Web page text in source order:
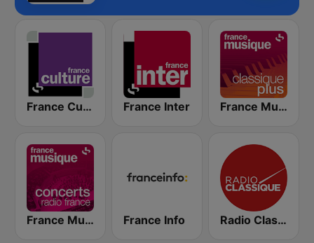
France Culture France Inter France Musique Classique Plus
France Musique Concerts de Radio France France Info Radio Classique